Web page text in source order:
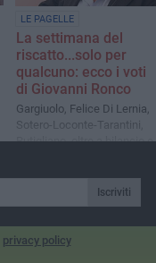
LE PAGELLE
La settimana del
riscatto...solo per
qualcuno: ecco i voti
di Giovanni Ronco
Gargiuolo, Felice Di Lernia,
Sotero-Loconte-Tarantini,
Rutigliano, oltre a bilancio e
Iscriviti
privacy policy